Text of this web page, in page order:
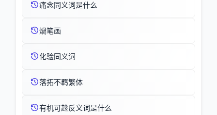
痛念同义词是什么
煱笔画
化验同义词
落拓不羁繁体
有机可趁反义词是什么